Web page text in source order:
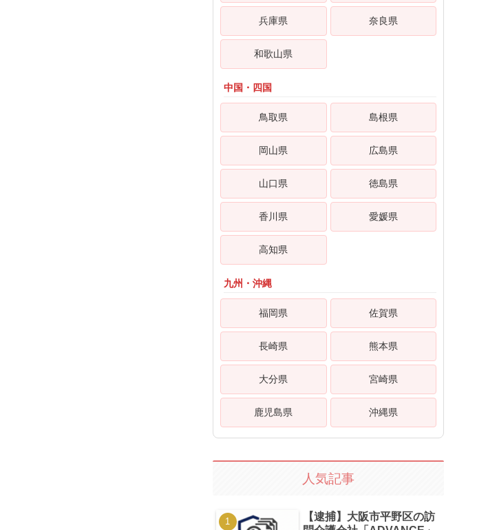
兵庫県 奈良県
和歌山県
中国・四国
鳥取県 島根県
岡山県 広島県
山口県 徳島県
香川県 愛媛県
高知県
九州・沖縄
福岡県 佐賀県
長崎県 熊本県
大分県 宮崎県
鹿児島県 沖縄県
人気記事
【逮捕】大阪市平野区の訪